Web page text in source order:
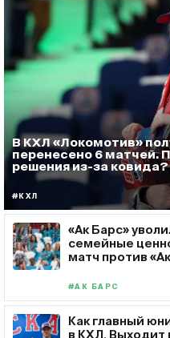
В КХЛ «Локомотив»
перенесено 6 матчей.
решения из-за ковида?
#КХЛ
«Ак Барс»
семейные
матч против
#АК БАРС
Как главный
в КХЛ. Выходит